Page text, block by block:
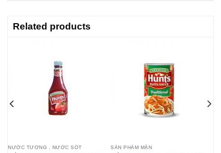
Related products
NƯỚC TƯƠNG , NƯỚC SỐT SẢN PHẨM MẶN